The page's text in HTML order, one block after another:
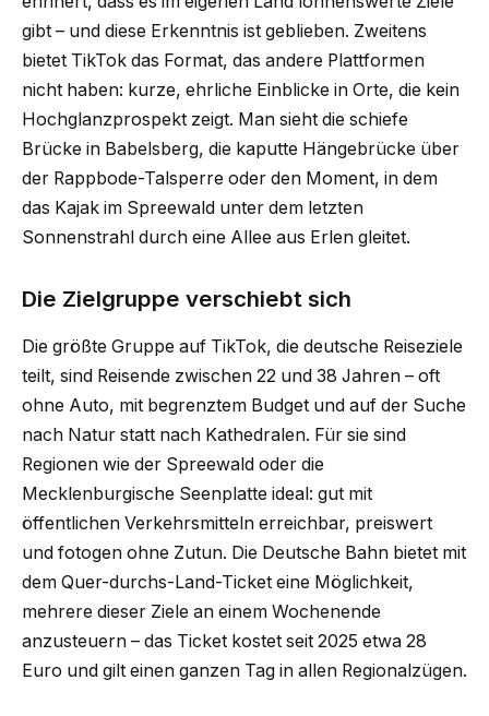
gibt – und diese Erkenntnis ist geblieben. Zweitens
bietet TikTok das Format, das andere Plattformen
nicht haben: kurze, ehrliche Einblicke in Orte, die kein
Hochglanzprospekt zeigt. Man sieht die schiefe
Brücke in Babelsberg, die kaputte Hängebrücke über
der Rappbode-Talsperre oder den Moment, in dem
das Kajak im Spreewald unter dem letzten
Sonnenstrahl durch eine Allee aus Erlen gleitet.
Die Zielgruppe verschiebt sich
Die größte Gruppe auf TikTok, die deutsche Reiseziele
teilt, sind Reisende zwischen 22 und 38 Jahren – oft
ohne Auto, mit begrenztem Budget und auf der Suche
nach Natur statt nach Kathedralen. Für sie sind
Regionen wie der Spreewald oder die
Mecklenburgische Seenplatte ideal: gut mit
öffentlichen Verkehrsmitteln erreichbar, preiswert
und fotogen ohne Zutun. Die Deutsche Bahn bietet mit
dem Quer-durchs-Land-Ticket eine Möglichkeit,
mehrere dieser Ziele an einem Wochenende
anzusteuern – das Ticket kostet seit 2025 etwa 28
Euro und gilt einen ganzen Tag in allen Regionalzügen.